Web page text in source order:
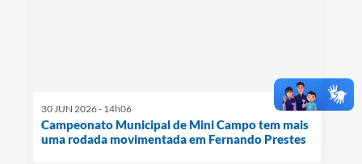
30 JUN 2026 - 14h06
Campeonato Municipal de Mini Campo tem mais
uma rodada movimentada em Fernando Prestes